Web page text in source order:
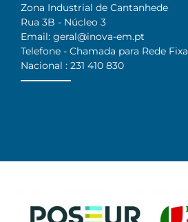
Zona Industrial de Cantanhede
Rua 3B - Núcleo 3
Email: geral@inova-em.pt
Telefone - Chamada para Rede Fixa
Nacional : 231 410 830